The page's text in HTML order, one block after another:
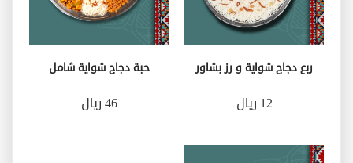
ربع دجاج شواية و رز بشاور
12 ريال
حبة دجاج شواية شامل
46 ريال